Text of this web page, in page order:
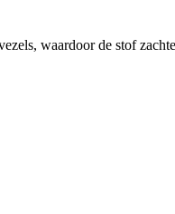
waardoor de stof